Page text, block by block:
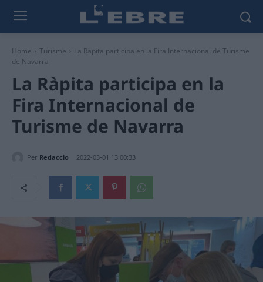
Home Turisme
La Ràpita participa en la Fira Internacional de Turisme
de Navarra
La Ràpita participa en la
Fira Internacional de
Turisme de Navarra
Per Redaccio 2022-03-01 13:00:33